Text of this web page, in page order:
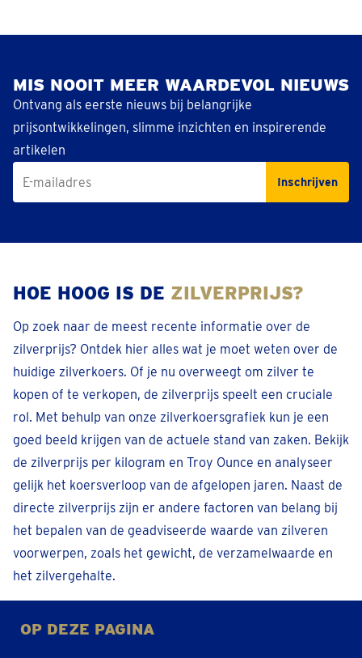
MIS NOOIT MEER WAARDEVOL NIEUWS
Ontvang als eerste nieuws bij belangrijke
prijsontwikkelingen, slimme inzichten en inspirerende
artikelen
Inschrijven
HOE HOOG IS DE ZILVERPRIJS?
Op zoek naar de meest recente informatie over de
zilverprijs? Ontdek hier alles wat je moet weten over de
huidige zilverkoers. Of je nu overweegt om zilver te
kopen of te verkopen, de zilverprijs speelt een cruciale
rol. Met behulp van onze zilverkoersgrafiek kun je een
goed beeld krijgen van de actuele stand van zaken. Bekijk
de zilverprijs per kilogram en Troy Ounce en analyseer
gelijk het koersverloop van de afgelopen jaren. Naast de
directe zilverprijs zijn er andere factoren van belang bij
het bepalen van de geadviseerde waarde van zilveren
voorwerpen, zoals het gewicht, de verzamelwaarde en
het zilvergehalte.
OP DEZE PAGINA